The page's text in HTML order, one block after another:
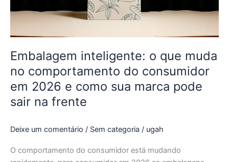
Embalagem inteligente: o que muda
no comportamento do consumidor
em 2026 e como sua marca pode
sair na frente
Deixe um comentário / Sem categoria / ugah
O comportamento do consumidor está mudando
do
em
2026
como
sua
marca
sair
frente